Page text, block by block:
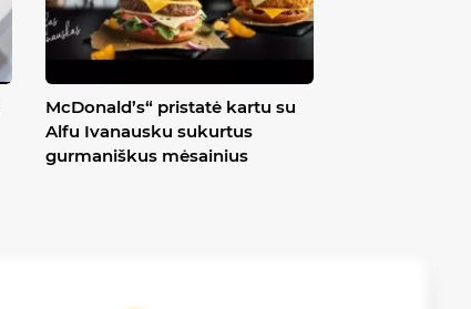
McDonald’s“ pristatė kartu su
Alfu Ivanausku sukurtus
gurmaniškus mėsainius